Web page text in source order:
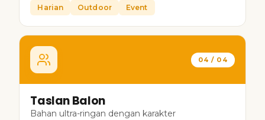
Harian Outdoor Event
04 / 04
Taslan Balon
Bahan ultra-ringan dengan karakter